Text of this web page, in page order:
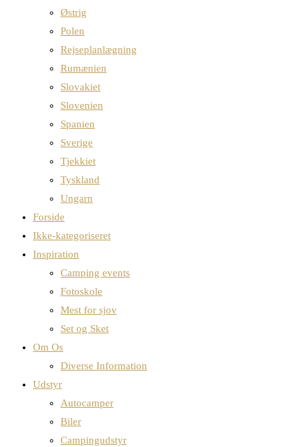
Østrig
Polen
Rejseplanlægning
Rumænien
Slovakiet
Slovenien
Spanien
Sverige
Tjekkiet
Tyskland
Ungarn
Forside
Ikke-kategoriseret
Inspiration
Camping events
Fotoskole
Mest for sjov
Set og Sket
Om Os
Diverse Information
Udstyr
Autocamper
Biler
Campingudstyr